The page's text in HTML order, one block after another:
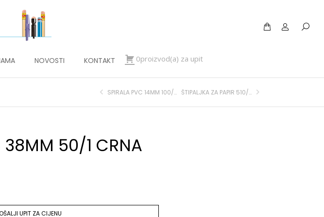
NOVOSTI KONTAKT 0proizvod(a) za upit
SPIRALA PVC 14MM 100/1 BIJELA FORNAX ŠTIPALJKA ZA PAPIR 510/3 25MM
38MM 50/1 CRNA
UPIT ZA CIJENU